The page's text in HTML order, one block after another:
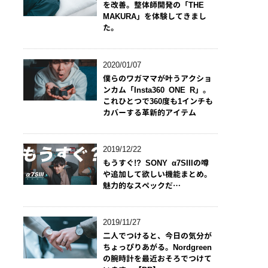
を改善。整体師開発の「THE
MAKURA」を体験してきまし
た。
2020/01/07
僕らのワガママが叶うアクショ
ンカム「Insta360 ONE R」。
これひとつで360度も1インチも
カバーする革新的アイテム
2019/12/22
もうすぐ!? SONY α7SIIIの噂
や追加して欲しい機能まとめ。
魅力的なスペックだ…
2019/11/27
二人でつけると、今日の気分が
ちょっぴりあがる。Nordgreen
の腕時計を最近おそろでつけて